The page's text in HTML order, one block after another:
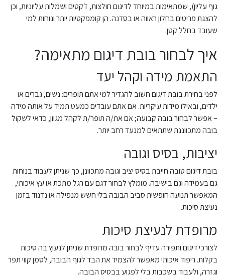
גוף עליון), שמתאימות במיוחד לדיגום חולצות, ז׳קטים ושמלות עליוניות, וכן
להצגת פריטים בחלון ראווה או בסדנה. הן קומפקטיות יותר ונוחות למי
שעובד בחלל קטן.
איך לבחור בובת דיגום מתאימה?
התאמת מידה וקהל יעד
לפני בחירת בובת דיגום חשוב להגדיר למי אתם תופרים: נשים, גברים או
ילדים, ובאילו מידות עיקריות. אם אתם עובדים כמעט תמיד על אותה מידה
– אפשר לבחור בובה קבועה; אם את/ה תופר/ת לקהל מגוון, כדאי לשקול
בובה מתכווננת שתתאים למנעד רחב יותר.
יציבות, בסיס וגובה
בובת דיגום טובה חייבת בסיס יציב וגובה מתכוונן, כך שניתן לעבוד בנוחות
גם בעמידה וגם בישיבה. מומלץ לבחור דגם עם רגל מתכת או עץ איכותי,
המאפשר תנועה חופשית סביב הבובה בלי חשש מנפילה או נדנוד בזמן
נעיצת סיכות.
מרופדת לנעיצת סיכות
לצורכי דיגום ותפירה עדיף לבחור בובה מרופדת שניתן לנעוץ בה סיכות
בקלות. ריפוד איכותי מאפשר להצמיד את הבד לגוף הבובה, לסמן קווי תפר
וגזרה, ולעבוד בשכבות בלי לפגוע בבסיס הבובה.